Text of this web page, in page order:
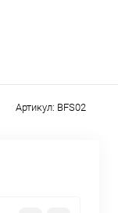
Артикул: BFS02